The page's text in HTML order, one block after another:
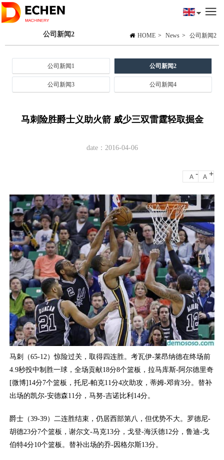
HOME > News > 公司新闻2
公司新闻2
公司新闻1 公司新闻2
公司新闻3 公司新闻4
马刺险胜爵士义助火箭 威少三双雷霆轻取掘金
date：2016-04-06
A - A +
马刺（65-12）惊险过关，取得四连胜。考瓦伊-莱昂纳德在终场前
4.9秒投中制胜一球，全场贡献18分8个篮板，拉马库斯-阿尔德里奇
[微博]14分7个篮板，托尼-帕克11分4次助攻，蒂姆-邓肯3分。替补
出场的凯尔-安德森11分，马努-吉诺比利14分。
爵士（39-39）二连胜结束，仍居西部第八，但优势不大。罗德尼-
胡德23分7个篮板，谢尔文-马克13分，戈登-海沃德12分，鲁迪-戈
伯特4分10个篮板。替补出场的乔-因格尔斯13分。